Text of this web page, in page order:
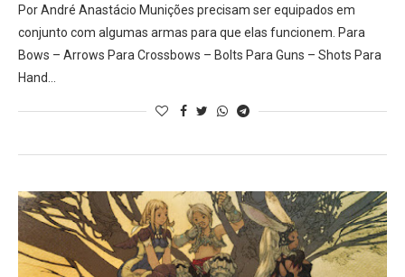
Por André Anastácio Munições precisam ser equipados em
conjunto com algumas armas para que elas funcionem. Para
Bows – Arrows Para Crossbows – Bolts Para Guns – Shots Para
Hand…